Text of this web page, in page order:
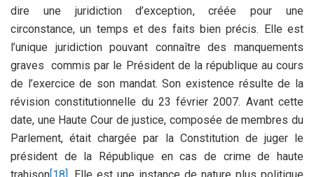
dire une juridiction d’exception, créée pour une
circonstance, un temps et des faits bien précis. Elle est
l’unique juridiction pouvant connaître des manquements
graves commis par le Président de la république au cours
de l’exercice de son mandat. Son existence résulte de la
révision constitutionnelle du 23 février 2007. Avant cette
date, une Haute Cour de justice, composée de membres du
Parlement, était chargée par la Constitution de juger le
président de la République en cas de crime de haute
trahison[18]. Elle est une instance de nature plus politique